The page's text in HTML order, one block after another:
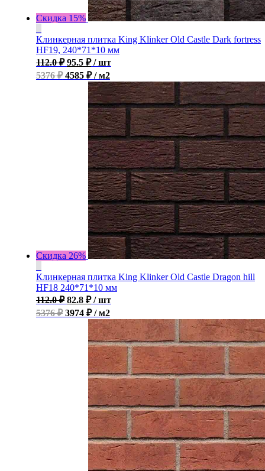
Скидка 15%
Клинкерная плитка King Klinker Old Castle Dark fortress
HF19, 240*71*10 мм
112.0₽ 95.5 ₽ / шт
5376 ₽4585 ₽ / м2
Скидка 26%
Клинкерная плитка King Klinker Old Castle Dragon hill
HF18 240*71*10 мм
112.0₽ 82.8 ₽ / шт
5376 ₽3974 ₽ / м2